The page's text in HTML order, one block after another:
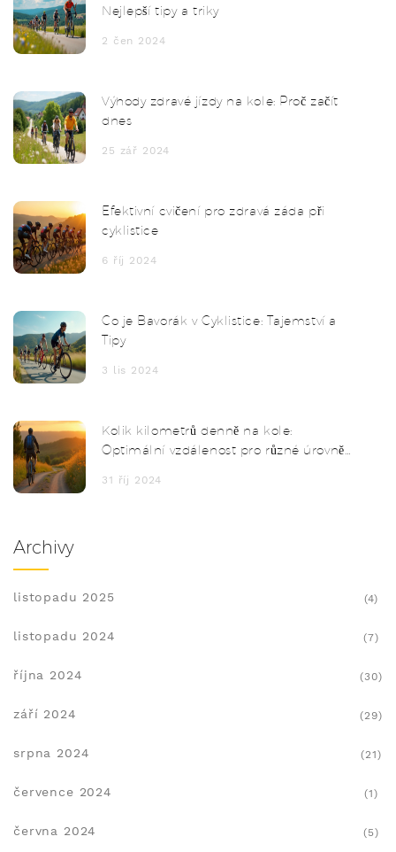
Nejlepší tipy a triky
2 čen 2024
Výhody zdravé jízdy na kole: Proč začít
dnes
25 zář 2024
Efektivní cvičení pro zdravá záda při
cyklistice
6 říj 2024
Co je Bavorák v Cyklistice: Tajemství a
Tipy
3 lis 2024
Kolik kilometrů denně na kole:
Optimální vzdálenost pro různé úrovně
31 říj 2024
Archivy
listopadu 2025 (4)
listopadu 2024 (7)
října 2024 (30)
září 2024 (29)
srpna 2024 (21)
července 2024 (1)
června 2024 (5)